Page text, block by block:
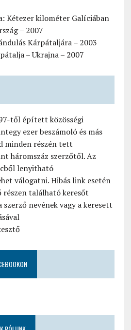
Kétezer kilométer Galíciában
– 2007
Kárpátaljára – 2003
– Ukrajna – 2007
től épített közösségi
ezer beszámoló és más
minden részén tett
háromszáz szerzőtől. Az
lenyitható
válogatni. Hibás link esetén
részen található keresőt
nevének vagy a keresett